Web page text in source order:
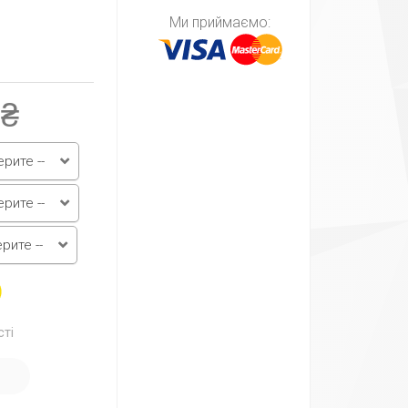
--
--
--
Ми приймаємо: